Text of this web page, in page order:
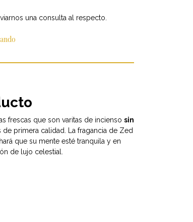
una consulta al respecto.
frescas que son varitas de incienso sin
primera calidad. La fragancia de Zed
que su mente esté tranquila y en
de lujo celestial.